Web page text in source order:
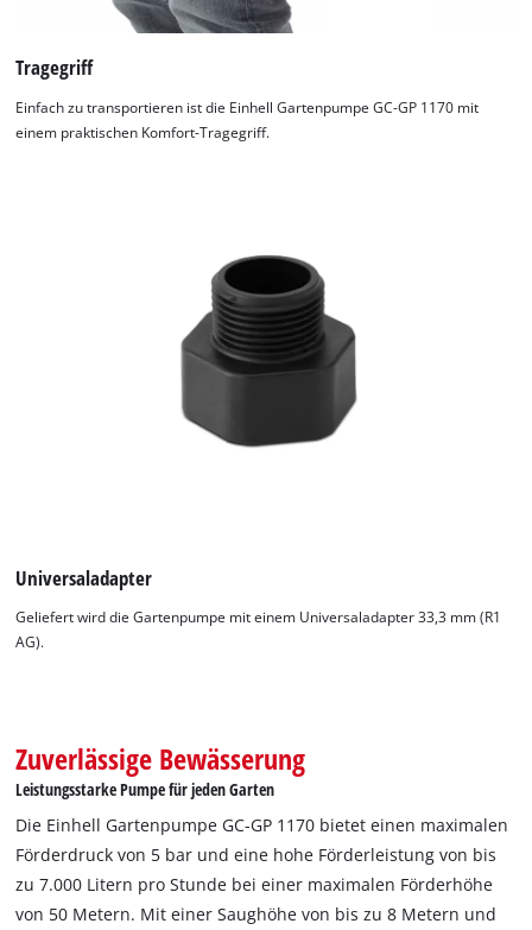
This content is not permitted to load due
to trackers that are not disclosed to the
visitor. The website owner needs to setup
the site with their CMP to add this content
to the list of technologies used.
Powered byUsercentrics Consent
Management Platform
Tragegriff
Einfach zu transportieren ist die Einhell Gartenpumpe GC-GP 1170 mit
einem praktischen Komfort-Tragegriff.
Universaladapter
Geliefert wird die Gartenpumpe mit einem Universaladapter 33,3 mm (R1
AG).
Zuverlässige Bewässerung
Leistungsstarke Pumpe für jeden Garten
Die Einhell Gartenpumpe GC-GP 1170 bietet einen maximalen
Förderdruck von 5 bar und eine hohe Förderleistung von bis
zu 7.000 Litern pro Stunde bei einer maximalen Förderhöhe
von 50 Metern. Mit einer Saughöhe von bis zu 8 Metern und